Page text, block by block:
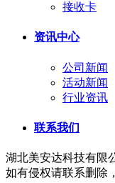
接收卡
资讯中心
公司新闻
活动新闻
行业资讯
联系我们
湖北美安达科技有限
如有侵权请联系删除